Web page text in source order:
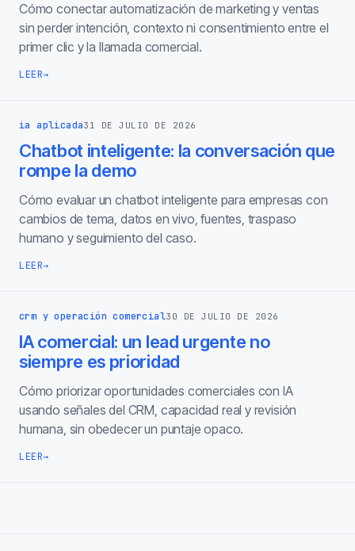
Cómo conectar automatización de marketing y ventas
sin perder intención, contexto ni consentimiento entre el
primer clic y la llamada comercial.
LEER→
ia aplicada31 DE JULIO DE 2026
Chatbot inteligente: la conversación que
rompe la demo
Cómo evaluar un chatbot inteligente para empresas con
cambios de tema, datos en vivo, fuentes, traspaso
humano y seguimiento del caso.
LEER→
crm y operación comercial30 DE JULIO DE 2026
IA comercial: un lead urgente no
siempre es prioridad
Cómo priorizar oportunidades comerciales con IA
usando señales del CRM, capacidad real y revisión
humana, sin obedecer un puntaje opaco.
LEER→